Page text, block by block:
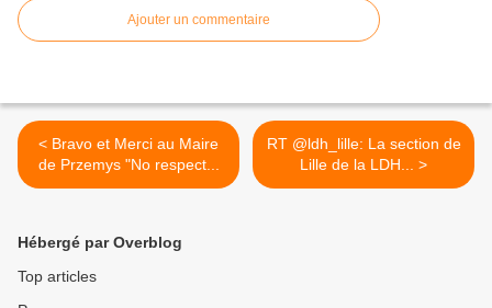
Ajouter un commentaire
< Bravo et Merci au Maire
de Przemys "No respect...
RT @ldh_lille: La section de
Lille de la LDH... >
Hébergé par Overblog
Top articles